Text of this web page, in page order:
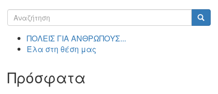
Φόρμα
αναζήτησης
ΠΟΛΕΙΣ ΓΙΑ ΑΝΘΡΩΠΟΥΣ...
Έλα στη θέση μας
Πρόσφατα